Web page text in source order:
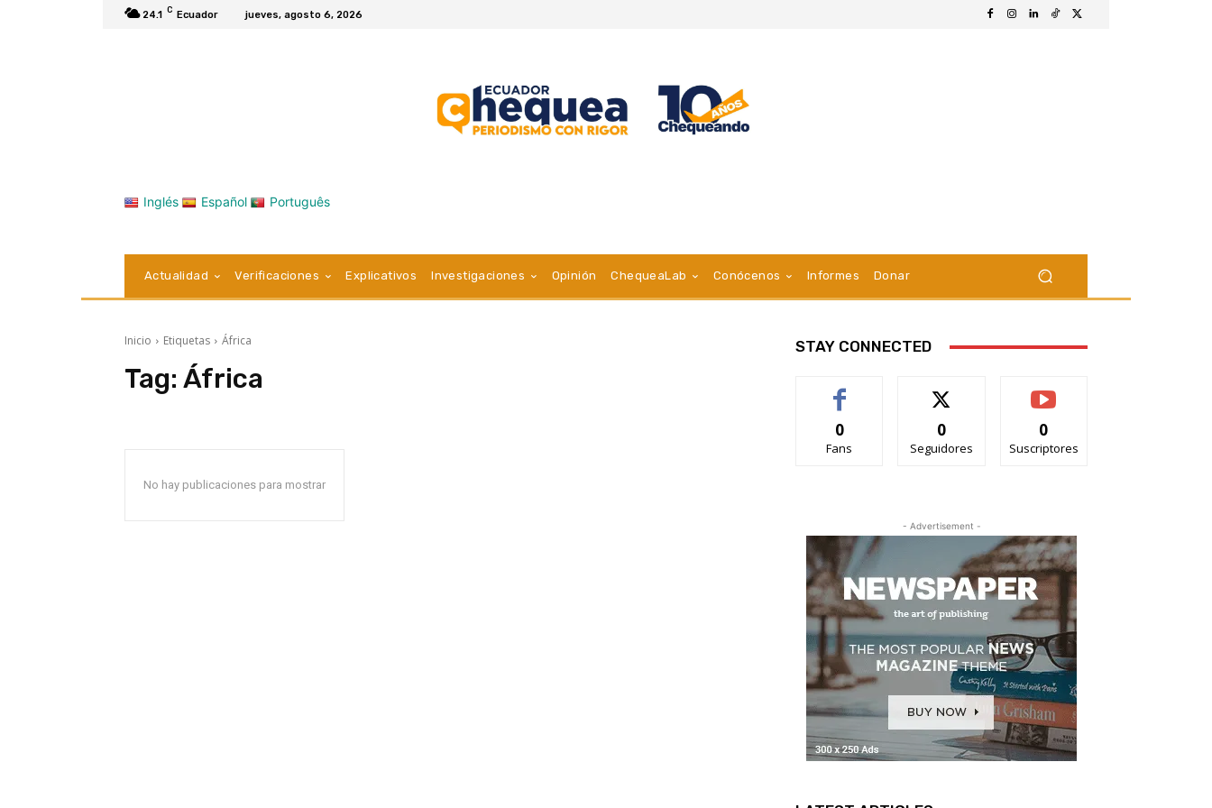
24.1 C Ecuador jueves, agosto 6, 2026
Inglés Español Português
Actualidad Verificaciones Explicativos Investigaciones Opinión ChequeaLab Conócenos Informes Donar
Inicio Etiquetas África
Tag: África
No hay publicaciones para mostrar
STAY CONNECTED
0
Fans
0
Seguidores
0
Suscriptores
- Advertisement -